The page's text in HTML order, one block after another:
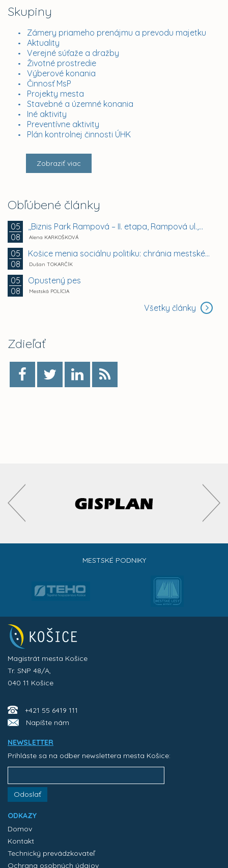
Skupiny
Zámery priameho prenájmu a prevodu majetku
Aktuality
Verejné súťaže a dražby
Životné prostredie
Výberové konania
Činnosť MsP
Projekty mesta
Stavebné a územné konania
Iné aktivity
Preventívne aktivity
Plán kontrolnej činnosti ÚHK
Zobraziť viac
Obľúbené články
05
08
,,Biznis Park Rampová – II. etapa, Rampová ul.,...
Alena KARKOŠKOVÁ
05
08
Košice menia sociálnu politiku: chránia mestské byty...
Dušan TOKARČÍK
05
08
Opustený pes
Mestská POLÍCIA
Všetky články
Zdieľať
MESTSKÉ PODNIKY
Magistrát mesta Košice
Tr. SNP 48/A,
040 11 Košice
+421 55 6419 111
Napíšte nám
NEWSLETTER
Prihláste sa na odber newslettera mesta Košice:
Odoslať
ODKAZY
Domov
Kontakt
Technický prevádzkovateľ
Ochrana osobných údajov